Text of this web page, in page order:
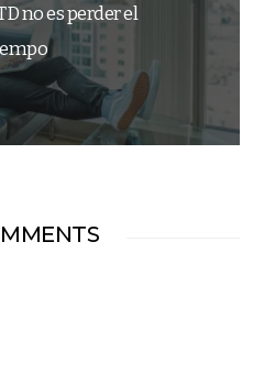
no es perder el